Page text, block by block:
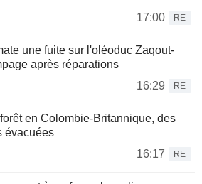
17:00
RE
une fuite sur l'oléoduc Zaqout-
après réparations
16:29
RE
en Colombie-Britannique, des
évacuées
16:17
RE